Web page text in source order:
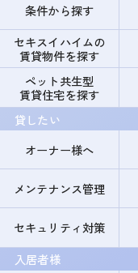
条件から探す
セキスイハイムの
賃貸物件を探す
ペット共生型
賃貸住宅を探す
貸したい
オーナー様へ
メンテナンス管理
セキュリティ対策
入居者様